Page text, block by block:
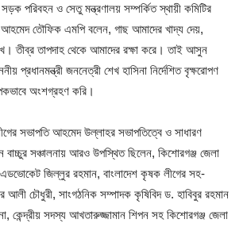
পরিবহন ও সেতু মন্ত্রণালয় সম্পর্কিত স্থায়ী কমিটির
তৌফিক এমপি বলেন, গাছ আমাদের খাদ্য দেয়,
তীব্র তাপদাহ থেকে আমাদের রক্ষা করে। তাই আসুন
প্রধানমন্ত্রী জননেত্রী শেখ হাসিনা নির্দেশিত বৃক্ষরোপণ
অংশগ্রহণ করি।
সভাপতি আহমেদ উল্লাহর সভাপতিত্বে ও সাধারণ
সঞ্চালনায় আরও উপস্থিত ছিলেন, কিশোরগঞ্জ জেলা
জিল্লুর রহমান, বাংলাদেশ কৃষক লীগের সহ-
চৌধুরী, সাংগঠনিক সম্পাদক কৃষিবিদ ড. হাবিবুর রহমান
কেন্দ্রীয় সদস্য আখতারুজ্জামান শিপন সহ কিশোরগঞ্জ জেলা